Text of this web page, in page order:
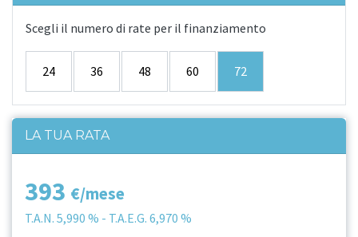
Scegli il numero di rate per il finanziamento
24 36 48 60 72
LA TUA RATA
393 €/mese
T.A.N. 5,990 % - T.A.E.G. 6,970 %